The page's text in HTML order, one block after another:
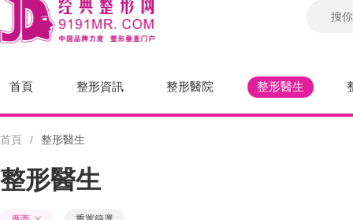
首頁 整形資訊 整形醫院 整形醫生
首頁 / 整形醫生
整形醫生